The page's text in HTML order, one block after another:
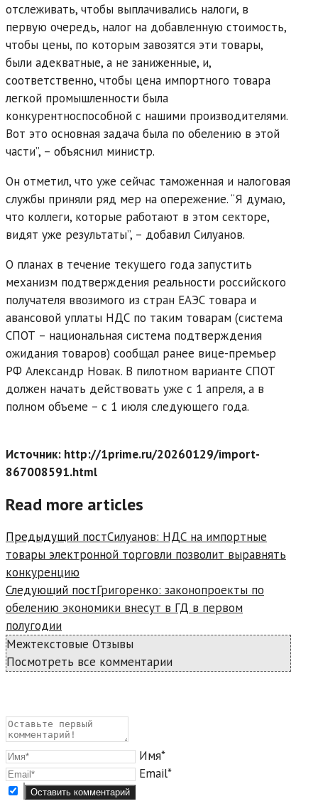
отслеживать, чтобы выплачивались налоги, в
первую очередь, налог на добавленную стоимость,
чтобы цены, по которым завозятся эти товары,
были адекватные, а не заниженные, и,
соответственно, чтобы цена импортного товара
легкой промышленности была
конкурентноспособной с нашими производителями.
Вот это основная задача была по обелению в этой
части”, – объяснил министр.
Он отметил, что уже сейчас таможенная и налоговая
службы приняли ряд мер на опережение. “Я думаю,
что коллеги, которые работают в этом секторе,
видят уже результаты”, – добавил Силуанов.
О планах в течение текущего года запустить
механизм подтверждения реальности российского
получателя ввозимого из стран ЕАЭС товара и
авансовой уплаты НДС по таким товарам (система
СПОТ – национальная система подтверждения
ожидания товаров) сообщал ранее вице-премьер
РФ Александр Новак. В пилотном варианте СПОТ
должен начать действовать уже с 1 апреля, а в
полном объеме – с 1 июля следующего года.
Источник: http://1prime.ru/20260129/import-
867008591.html
Read more articles
Предыдущий постСилуанов: НДС на импортные
товары электронной торговли позволит выравнять
конкуренцию
Следующий постГригоренко: законопроекты по
обелению экономики внесут в ГД в первом
полугодии
Межтекстовые Отзывы
Посмотреть все комментарии
Имя*
Email*